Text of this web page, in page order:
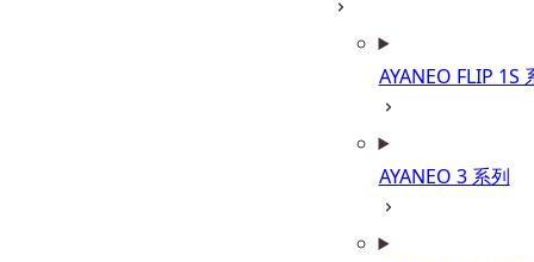
AYANEO FLIP 1S
AYANEO 3 系列